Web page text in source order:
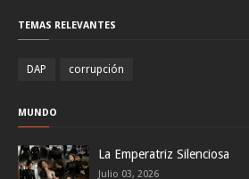
TEMAS RELEVANTES
DAP corrupción
MUNDO
La Emperatriz Silenciosa
Julio 03, 2026